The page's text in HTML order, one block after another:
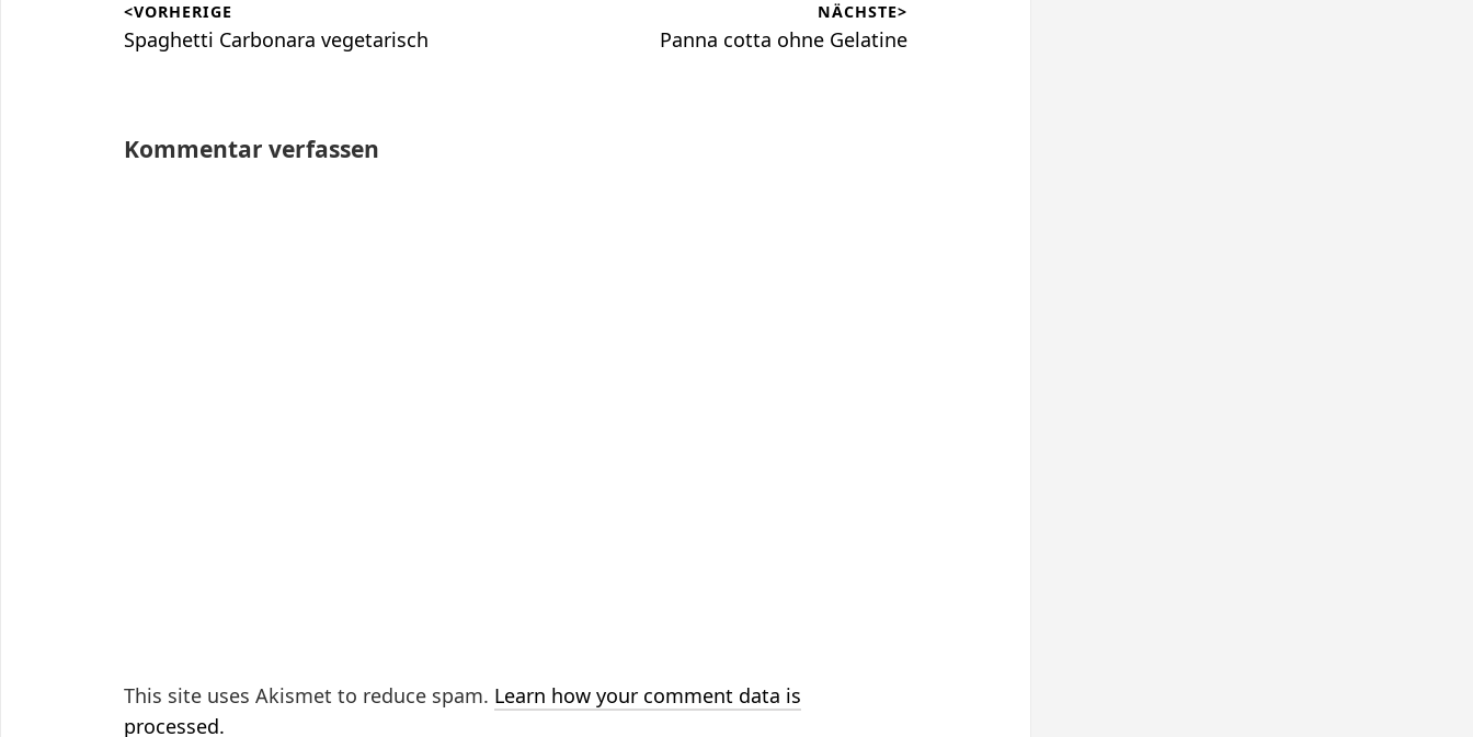
<VORHERIGE
Vorheriger
Spaghetti Carbonara vegetarisch
NÄCHSTE>
Nächster
Panna cotta ohne Gelatine
Kommentar verfassen
This site uses Akismet to reduce spam. Learn how your comment data is
processed.